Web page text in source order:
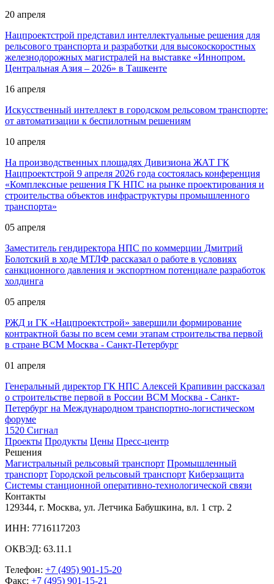
20 апреля
Нацпроектстрой представил интеллектуальные решения для
рельсового транспорта и разработки для высокоскоростных
железнодорожных магистралей на выставке «Иннопром.
Центральная Азия – 2026» в Ташкенте
16 апреля
Искусственный интеллект в городском рельсовом транспорте:
от автоматизации к беспилотным решениям
10 апреля
На производственных площадях Дивизиона ЖАТ ГК
Нацпроектстрой 9 апреля 2026 года состоялась конференция
«Комплексные решения ГК НПС на рынке проектирования и
строительства объектов инфраструктуры промышленного
транспорта»
05 апреля
Заместитель гендиректора НПС по коммерции Дмитрий
Болотский в ходе МТЛФ рассказал о работе в условиях
санкционного давления и экспортном потенциале разработок
холдинга
05 апреля
РЖД и ГК «Нацпроектстрой» завершили формирование
контрактной базы по всем семи этапам строительства первой
в стране ВСМ Москва - Санкт-Петербург
01 апреля
Генеральный директор ГК НПС Алексей Крапивин рассказал
о строительстве первой в России ВСМ Москва - Санкт-
Петербург на Международном транспортно-логистическом
форуме
1520 Сигнал
Проекты Продукты Цены Пресс-центр
Решения
Магистральный рельсовый транспорт Промышленный
транспорт Городской рельсовый транспорт Киберзащита
Системы станционной оперативно-технологической связи
Контакты
129344, г. Москва, ул. Летчика Бабушкина, вл. 1 стр. 2
ИНН: 7716117203
ОКВЭД: 63.11.1
Телефон: +7 (495) 901-15-20
Факс: +7 (495) 901-15-21